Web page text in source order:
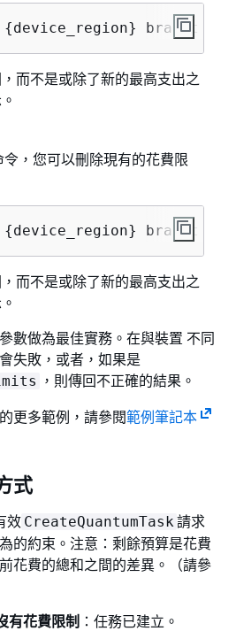
{device_region} braket
而不是或除了新的最高支出之
令，您可以刪除現有的花費限
{device_region} braket
而不是或除了新的最高支出之
數做為最佳實務。在與裝置 不同
失敗，或者，如果是
，則傳回不正確的結果。
更多範例，請參閱範例筆記本
式
效 CreateQuantumTask請求
的約束。注意：剩餘預算是花費
花費的總和之間的差異。（請參
有花費限制 ：任務已建立。